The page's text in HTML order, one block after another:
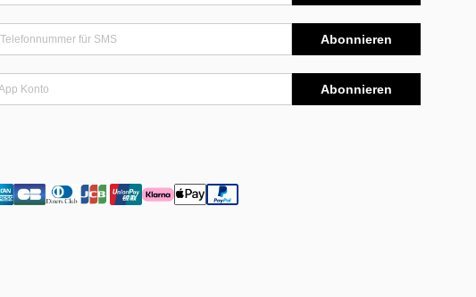
Abonnieren
Abonnieren